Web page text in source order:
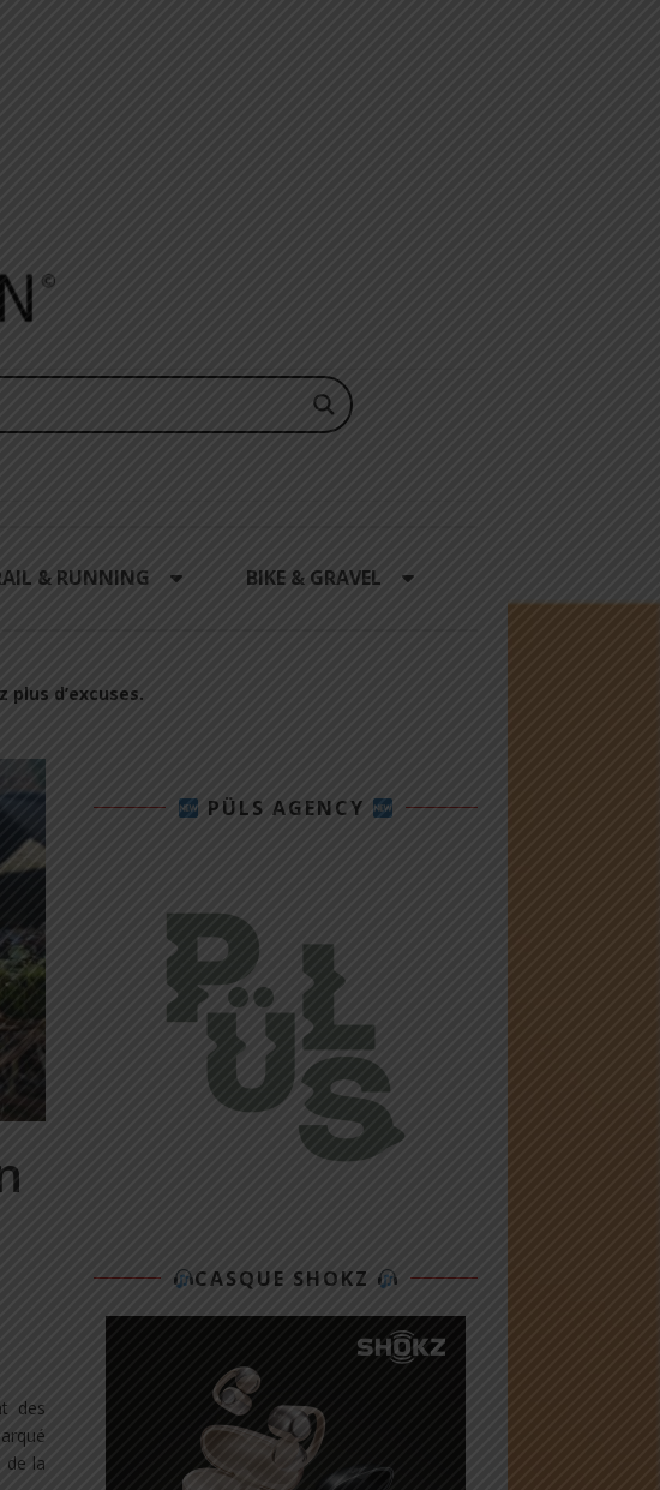
& RUNNING BIKE & GRAVEL
plus d’excuses.
des
de la
PÜLS AGENCY
CASQUE SHOKZ